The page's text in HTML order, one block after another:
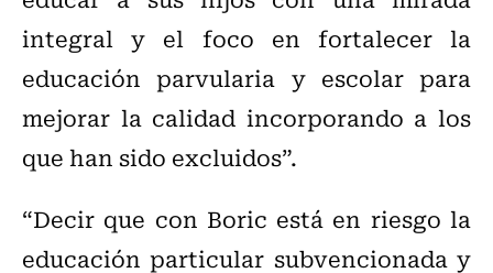
integral y el foco en fortalecer la
educación parvularia y escolar para
mejorar la calidad incorporando a los
que han sido excluidos”.
“Decir que con Boric está en riesgo la
educación particular subvencionada y